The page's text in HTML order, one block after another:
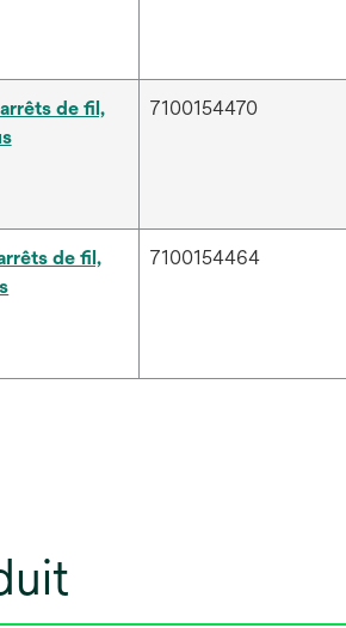
de fil,
7100154470
de fil,
7100154464